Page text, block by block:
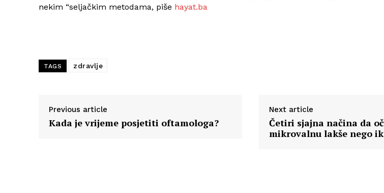
nekim “seljačkim metodama, piše hayat.ba
TAGS zdravlje
Previous article
Kada je vrijeme posjetiti oftamologa?
Next article
Četiri sjajna načina da
mikrovalnu lakše nego